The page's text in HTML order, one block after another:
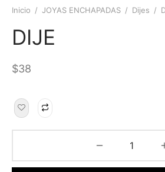
Inicio / JOYAS ENCHAPADAS / Dijes /
DIJE
$38